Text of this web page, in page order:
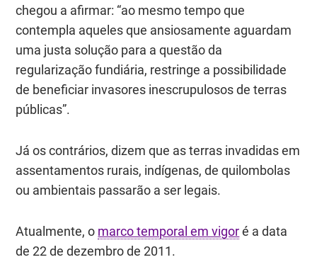
chegou a afirmar: “ao mesmo tempo que
contempla aqueles que ansiosamente aguardam
uma justa solução para a questão da
regularização fundiária, restringe a possibilidade
de beneficiar invasores inescrupulosos de terras
públicas”.
Já os contrários, dizem que as terras invadidas em
assentamentos rurais, indígenas, de quilombolas
ou ambientais passarão a ser legais.
Atualmente, o marco temporal em vigoré a data
de 22 de dezembro de 2011.